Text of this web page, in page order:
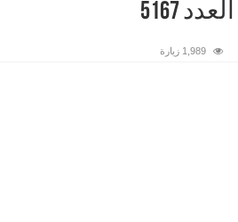
1,989 زيارة